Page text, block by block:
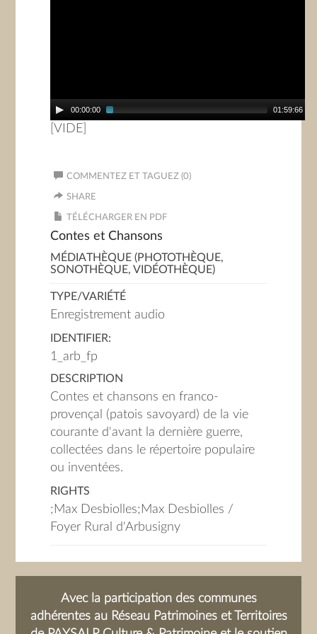
00:00:00 01:59:66
[VIDE]
COMMENTEZ ET TAGUEZ (0)
SHARE
TÉLÉCHARGER EN PDF
Contes et Chansons
MÉDIATHÈQUE (PHOTOTHÈQUE,
SONOTHÈQUE, VIDÉOTHÈQUE)
TYPE/VARIÉTÉ
Enregistrement audio
IDENTIFIER:
1_arb_fp
DESCRIPTION
Contes et chansons en franco-
provençal (patois savoyard) de la vie
courante d'avant la dernière guerre,
collectées dans le répertoire populaire
ou inventées.
RIGHTS
;Max Desbiolles;Max Desbiolles /
Foyer Rural d'Arbusigny
Avec la participation des communes
adhérentes au Réseau Patrimoines et Territoires